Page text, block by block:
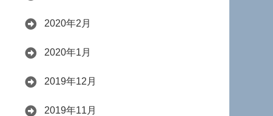
2020年2月
2020年1月
2019年12月
2019年11月